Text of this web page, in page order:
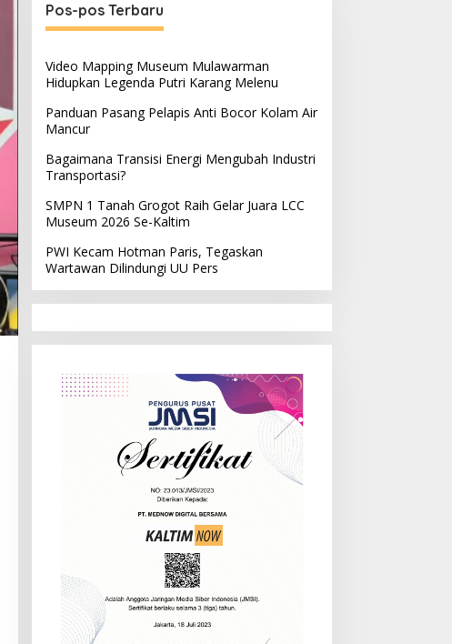
Pos-pos Terbaru
Video Mapping Museum Mulawarman
Hidupkan Legenda Putri Karang Melenu
Panduan Pasang Pelapis Anti Bocor Kolam Air
Mancur
Bagaimana Transisi Energi Mengubah Industri
Transportasi?
SMPN 1 Tanah Grogot Raih Gelar Juara LCC
Museum 2026 Se-Kaltim
PWI Kecam Hotman Paris, Tegaskan
Wartawan Dilindungi UU Pers